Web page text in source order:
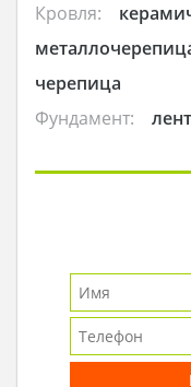
Кровля:
черепица
Фундамент: